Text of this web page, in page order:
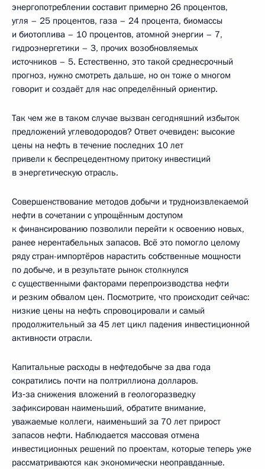
энергопотреблении составит примерно 26 процентов,
угля – 25 процентов, газа – 24 процента, биомассы
и биотоплива – 10 процентов, атомной энергии – 7,
гидроэнергетики – 3, прочих возобновляемых
источников – 5. Естественно, это такой среднесрочный
прогноз, нужно смотреть дальше, но он тоже о многом
говорит и создаёт для нас определённый ориентир.
Так чем же в таком случае вызван сегодняшний избыток
предложений углеводородов? Ответ очевиден: высокие
цены на нефть в течение последних 10 лет
привели к беспрецедентному притоку инвестиций
в энергетическую отрасль.
Совершенствование методов добычи и трудноизвлекаемой
нефти в сочетании с упрощённым доступом
к финансированию позволили перейти к освоению новых,
ранее нерентабельных запасов. Всё это помогло целому
ряду стран-импортёров нарастить собственные мощности
по добыче, и в результате рынок столкнулся
с существенными факторами перепроизводства нефти
и резким обвалом цен. Посмотрите, что происходит сейчас:
низкие цены на нефть спровоцировали и самый
продолжительный за 45 лет цикл падения инвестиционной
активности отрасли.
Капитальные расходы в нефтедобыче за два года
сократились почти на полтриллиона долларов.
Из‑за снижения вложений в геологоразведку
зафиксирован наименьший, обратите внимание,
уважаемые коллеги, наименьший за 70 лет прирост
запасов нефти. Наблюдается массовая отмена
инвестиционных решений по проектам, которые теперь уже
рассматриваются как экономически неоправданные.